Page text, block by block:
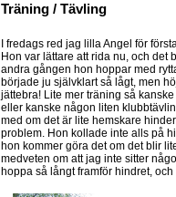
Träning / Tävling
I fredags red jag lilla Angel för
Hon var lättare att rida nu, och det
andra gången hon hoppar med
började ju självklart så lågt, men
jättebra! Lite mer träning så
eller kanske någon liten
med om det är lite hemskare
problem. Hon kollade inte alls på
hon kommer göra det om det blir
medveten om att jag inte sitter
hoppa så långt framför hindret, och